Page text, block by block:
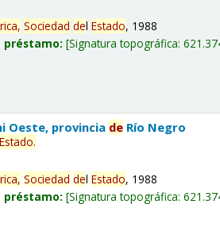
Sociedad delEstado, 1988
préstamo: Signatura topográfica:
Oeste, provincia de Río Negro
Estado.
Sociedad delEstado, 1988
préstamo: Signatura topográfica: